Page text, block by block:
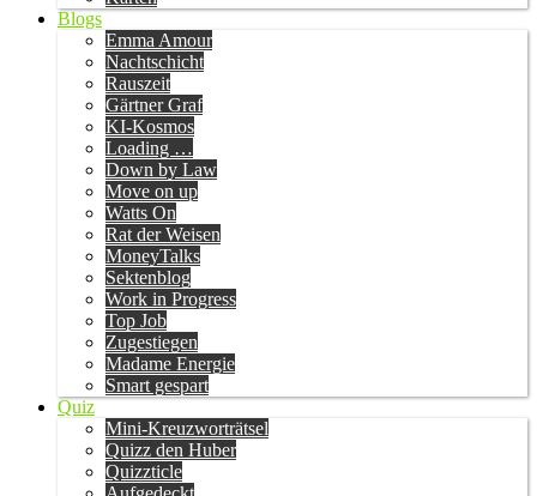
Blogs
Emma Amour
Nachtschicht
Rauszeit
Gärtner Graf
KI-Kosmos
Loading …
Down by Law
Move on up
Watts On
Rat der Weisen
MoneyTalks
Sektenblog
Work in Progress
Top Job
Zugestiegen
Madame Energie
Smart gespart
Quiz
Mini-Kreuzworträtsel
Quizz den Huber
Quizzticle